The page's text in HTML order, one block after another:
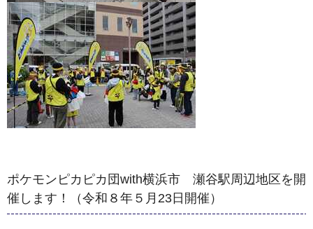
ポケモンピカピカ団with横浜市 瀬谷駅周辺地区を開
催します！（令和８年５月23日開催）